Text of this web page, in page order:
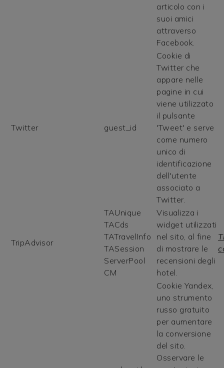
articolo con i
suoi amici
attraverso
Facebook.
Twitter guest_id
Cookie di
Twitter che
appare nelle
pagine in cui
viene utilizzato
il pulsante
'Tweet' e serve
come numero
unico di
identificazione
dell'utente
associato a
Twitter.
TripAdvisor
TAUnique
TACds
TATravelInfo
TASession
ServerPool
CM
Visualizza i
widget utilizzati
nel sito, al fine
di mostrare le
recensioni degli
hotel.
Cookie Yandex,
uno strumento
russo gratuito
per aumentare
la conversione
del sito.
Osservare le